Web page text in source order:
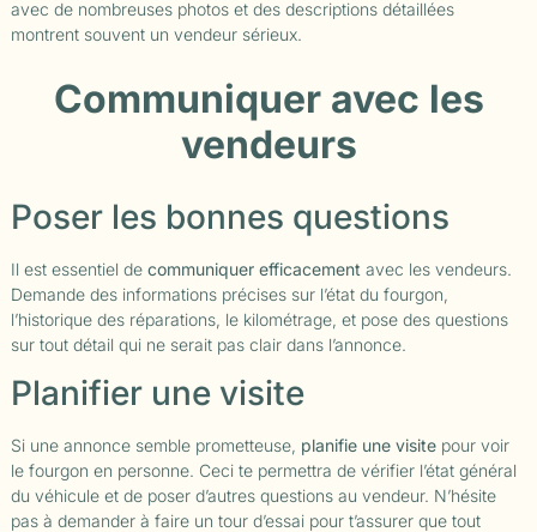
avec de nombreuses photos et des descriptions détaillées
montrent souvent un vendeur sérieux.
Communiquer avec les
vendeurs
Poser les bonnes questions
Il est essentiel de communiquer efficacement avec les vendeurs.
Demande des informations précises sur l’état du fourgon,
l’historique des réparations, le kilométrage, et pose des questions
sur tout détail qui ne serait pas clair dans l’annonce.
Planifier une visite
Si une annonce semble prometteuse, planifie une visitepour voir
le fourgon en personne. Ceci te permettra de vérifier l’état général
du véhicule et de poser d’autres questions au vendeur. N’hésite
pas à demander à faire un tour d’essai pour t’assurer que tout